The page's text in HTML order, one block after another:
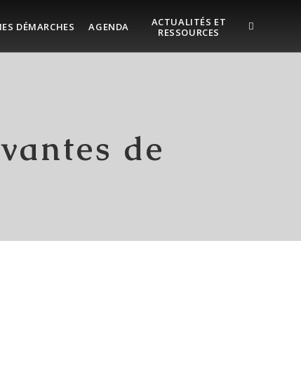
DÉMARCHES AGENDA
ACTUALITÉS ET
RESSOURCES
de